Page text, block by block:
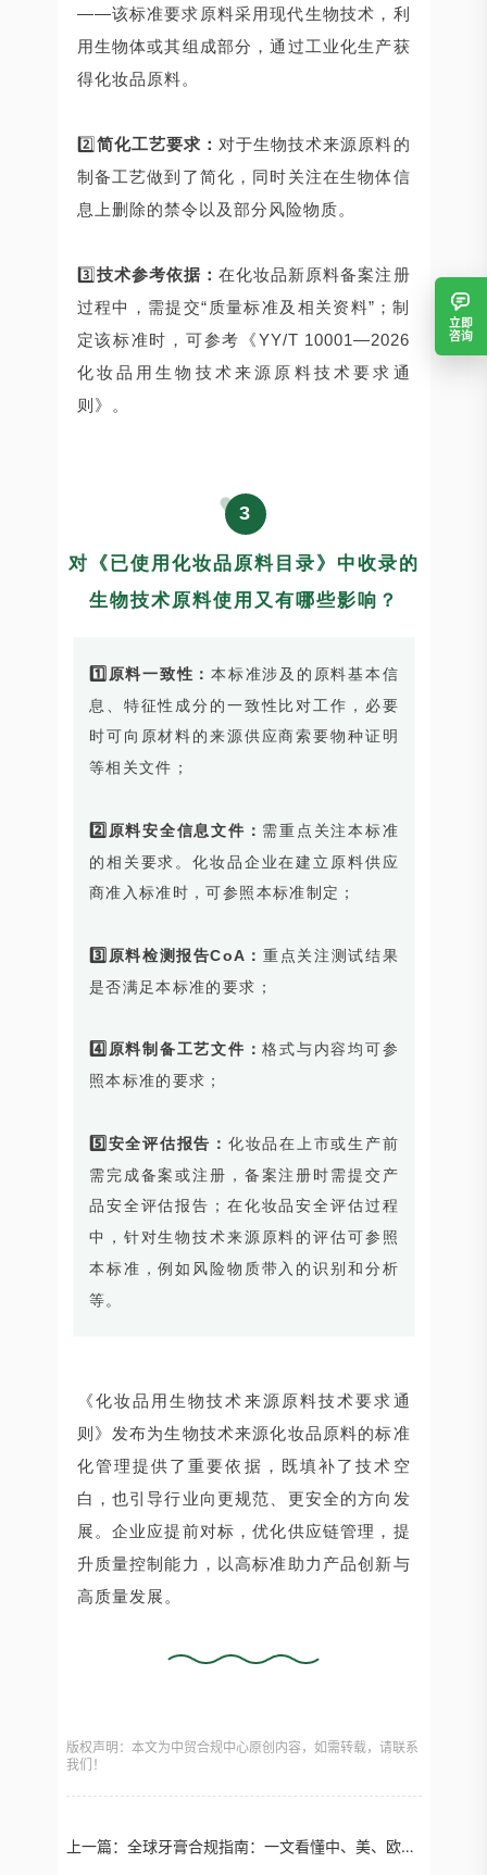
——该标准要求原料采用现代生物技术，利
用生物体或其组成部分，通过工业化生产获
得化妆品原料。
2️⃣ 简化工艺要求： 对于生物技术来源原料的
制备工艺做到了简化，同时关注在生物体信
息上删除的禁令以及部分风险物质。
3️⃣ 技术参考依据： 在化妆品新原料备案注册
过程中，需提交“质量标准及相关资料”；制
定该标准时，可参考《YY/T 10001—2026
化妆品用生物技术来源原料技术要求通
则》。
3
对《已使用化妆品原料目录》中收录的
生物技术原料使用又有哪些影响？
1️⃣原料一致性： 本标准涉及的原料基本信
息、特征性成分的一致性比对工作，必要
时可向原材料的来源供应商索要物种证明
等相关文件；
2️⃣原料安全信息文件： 需重点关注本标准
的相关要求。化妆品企业在建立原料供应
商准入标准时，可参照本标准制定；
3️⃣原料检测报告CoA： 重点关注测试结果
是否满足本标准的要求；
4️⃣原料制备工艺文件： 格式与内容均可参
照本标准的要求；
5️⃣安全评估报告： 化妆品在上市或生产前
需完成备案或注册，备案注册时需提交产
品安全评估报告；在化妆品安全评估过程
中，针对生物技术来源原料的评估可参照
本标准，例如风险物质带入的识别和分析
等。
《化妆品用生物技术来源原料技术要求通
则》发布为生物技术来源化妆品原料的标准
化管理提供了重要依据，既填补了技术空
白，也引导行业向更规范、更安全的方向发
展。企业应提前对标，优化供应链管理，提
升质量控制能力，以高标准助力产品创新与
高质量发展。
版权声明：本文为中贸合规中心原创内容，如需转载，请联系
我们！
上一篇： 全球牙膏合规指南：一文看懂中、美、欧、东盟四大市场监管差异
立即
咨询